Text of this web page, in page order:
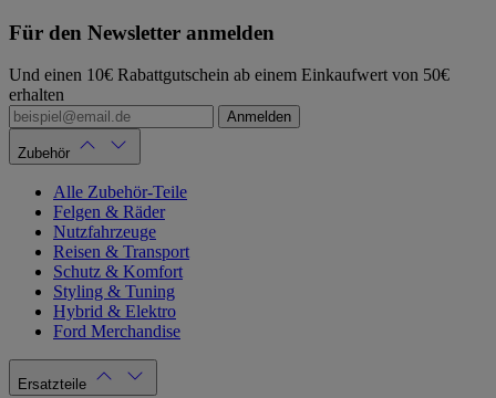
Für den Newsletter anmelden
Und einen 10€ Rabattgutschein ab einem Einkaufwert von 50€
erhalten
Anmelden
Zubehör
Alle Zubehör-Teile
Felgen & Räder
Nutzfahrzeuge
Reisen & Transport
Schutz & Komfort
Styling & Tuning
Hybrid & Elektro
Ford Merchandise
Ersatzteile